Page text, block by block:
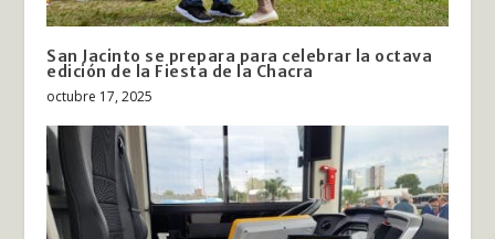
San Jacinto se prepara para celebrar la octava
edición de la Fiesta de la Chacra
octubre 17, 2025